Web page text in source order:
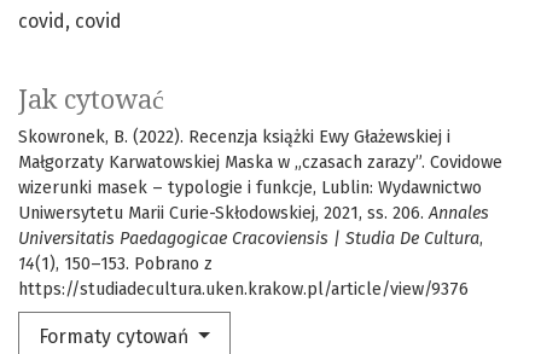
covid covid
Jak cytować
Skowronek, B. (2022). Recenzja książki Ewy Głażewskiej i
Małgorzaty Karwatowskiej Maska w „czasach zarazy”. Covidowe
wizerunki masek – typologie i funkcje, Lublin: Wydawnictwo
Uniwersytetu Marii Curie-Skłodowskiej, 2021, ss. 206.Annales
Universitatis Paedagogicae Cracoviensis | Studia De Cultura,
14(1), 150–153. Pobrano z
https://studiadecultura.uken.krakow.pl/article/view/9376
Formaty cytowań